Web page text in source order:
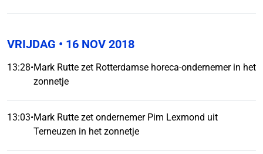
VRIJDAG • 16 NOV 2018
13:28•Mark Rutte zet Rotterdamse horeca-ondernemer in het
zonnetje
13:03•Mark Rutte zet ondernemer Pim Lexmond uit
Terneuzen in het zonnetje